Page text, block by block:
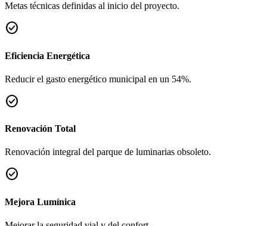
Metas técnicas definidas al inicio del proyecto.
check_circle
Eficiencia Energética
Reducir el gasto energético municipal en un 54%.
check_circle
Renovación Total
Renovación integral del parque de luminarias obsoleto.
check_circle
Mejora Lumínica